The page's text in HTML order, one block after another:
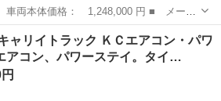
キャリイトラック ■ グレード名：
センサーブレーキサポート デフロッ
イ
ャリイトラック ＫＣエアコン・パワ
コン、パワーステイ。タイ…